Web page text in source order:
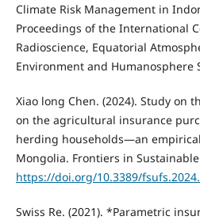
Climate Risk Management in
Proceedings of the International
Radioscience, Equatorial
Environment and Humanosphere
Xiao long Chen. (2024). Study on
on the agricultural insurance
herding households—an
Mongolia. Frontiers in Sustainable
https://doi.org/10.3389/
Swiss Re. (2021). *Parametric